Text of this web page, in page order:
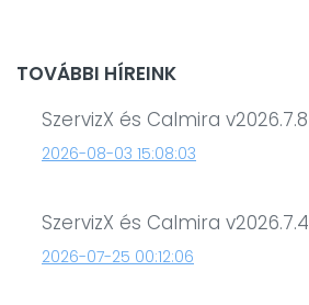
TOVÁBBI HÍREINK
SzervizX és Calmira v2026.7.8
2026-08-03 15:08:03
SzervizX és Calmira v2026.7.4
2026-07-25 00:12:06